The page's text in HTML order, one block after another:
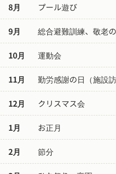
8月 プール遊び
9月 総合避難訓練、敬老
10月 運動会
11月 勤労感謝の日（施設
12月 クリスマス会
1月 お正月
2月 節分